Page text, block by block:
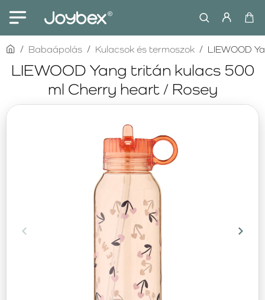
LIEWOOD Yang tritán kulacs 500
ml Cherry heart / Rosey
homeBabaápolás Kulacsok és termoszok LIEWOOD